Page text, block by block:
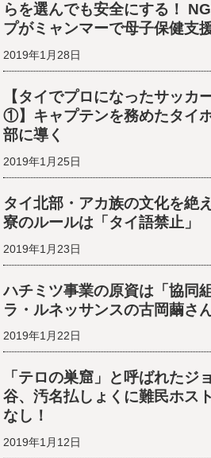
らを選んでも安全にする！
プがミャンマーで母子保健支
2019年1月28日
【タイでプロになったサッカ
①】キャプテンを務めたタイ
部に導く
2019年1月25日
タイ北部・アカ族の文化を絶
寮のルールは「タイ語禁止」
2019年1月23日
ハチミツ事業の原資は「協同
ラ・ルネッサンスの古岡繭さ
2019年1月22日
「テロの巣窟」と呼ばれたジ
谷、汚名払しょくに難民ホス
なし！
2019年1月12日